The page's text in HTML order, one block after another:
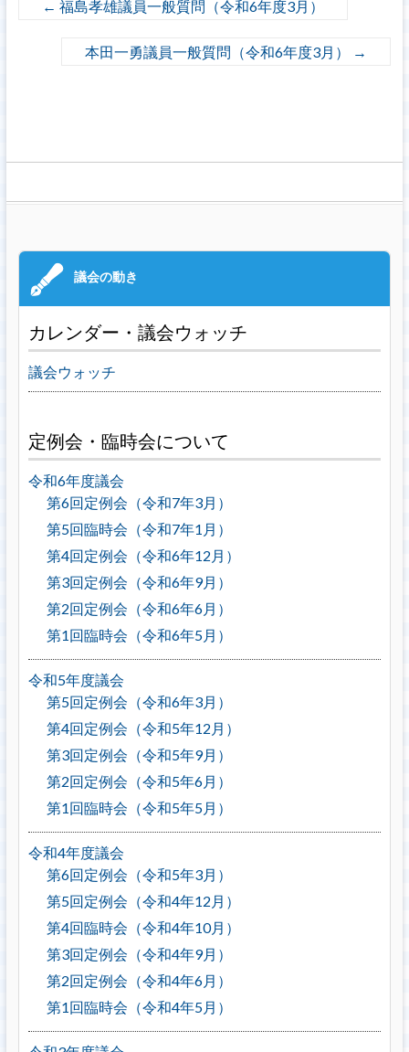
← 福島孝雄議員一般質問（令和6年度3月）
本田一勇議員一般質問（令和6年度3月） →
カレンダー・議会ウォッチ
議会ウォッチ
定例会・臨時会について
令和6年度議会
第6回定例会（令和7年3月）
第5回臨時会（令和7年1月）
第4回定例会（令和6年12月）
第3回定例会（令和6年9月）
第2回定例会（令和6年6月）
第1回臨時会（令和6年5月）
令和5年度議会
第5回定例会（令和6年3月）
第4回定例会（令和5年12月）
第3回定例会（令和5年9月）
第2回定例会（令和5年6月）
第1回臨時会（令和5年5月）
令和4年度議会
第6回定例会（令和5年3月）
第5回定例会（令和4年12月）
第4回臨時会（令和4年10月）
第3回定例会（令和4年9月）
第2回定例会（令和4年6月）
第1回臨時会（令和4年5月）